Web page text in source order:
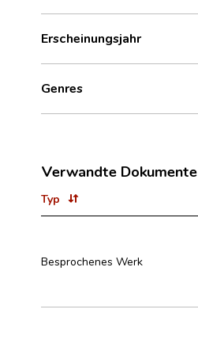
Erscheinungsjahr
Genres
Verwandte Dokumente
Typ
Besprochenes Werk